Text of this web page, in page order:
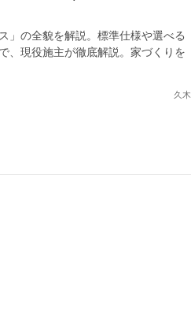
」の全貌を解説。標準仕様や選べる
、現役施主が徹底解説。家づくりを
久木